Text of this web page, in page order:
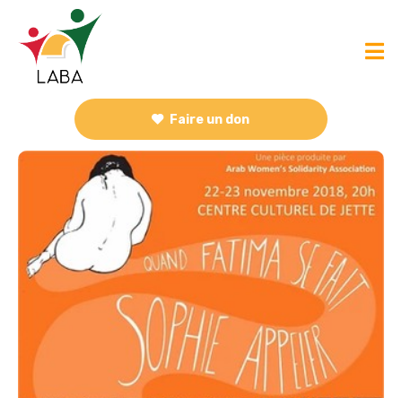
Faire un don